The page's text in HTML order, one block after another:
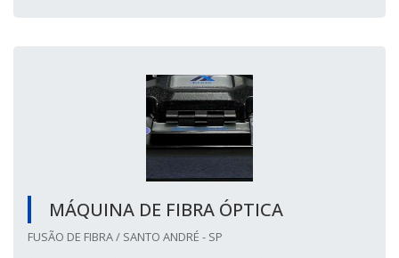
MÁQUINA DE FIBRA ÓPTICA
FUSÃO DE FIBRA / SANTO ANDRÉ - SP